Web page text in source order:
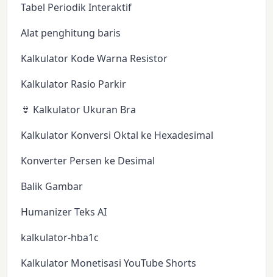
Tabel Periodik Interaktif
Alat penghitung baris
Kalkulator Kode Warna Resistor
Kalkulator Rasio Parkir
👙 Kalkulator Ukuran Bra
Kalkulator Konversi Oktal ke Hexadesimal
Konverter Persen ke Desimal
Balik Gambar
Humanizer Teks AI
kalkulator-hba1c
Kalkulator Monetisasi YouTube Shorts